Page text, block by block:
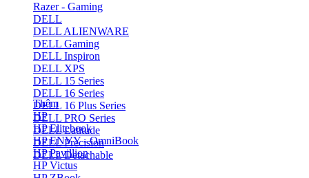
Razer - Gaming
DELL
DELL ALIENWARE
DELL Gaming
DELL Inspiron
DELL XPS
DELL 15 Series
DELL 16 Series
DELL 16 Plus Series
DELL PRO Series
DELL Latitude
DELL Precision
DELL Detachable
Thêm
HP
HP Elitebook
HP ENVY - OmniBook
HP Pavillion
HP Victus